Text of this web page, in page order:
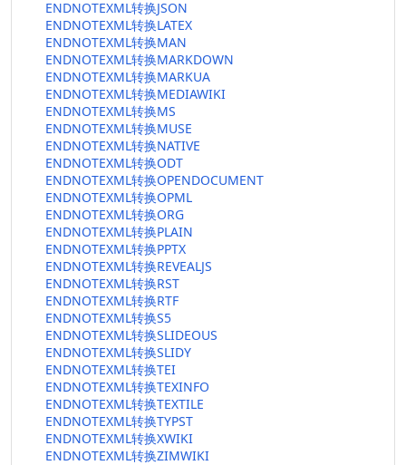
ENDNOTEXML转换JSON
ENDNOTEXML转换LATEX
ENDNOTEXML转换MAN
ENDNOTEXML转换MARKDOWN
ENDNOTEXML转换MARKUA
ENDNOTEXML转换MEDIAWIKI
ENDNOTEXML转换MS
ENDNOTEXML转换MUSE
ENDNOTEXML转换NATIVE
ENDNOTEXML转换ODT
ENDNOTEXML转换OPENDOCUMENT
ENDNOTEXML转换OPML
ENDNOTEXML转换ORG
ENDNOTEXML转换PLAIN
ENDNOTEXML转换PPTX
ENDNOTEXML转换REVEALJS
ENDNOTEXML转换RST
ENDNOTEXML转换RTF
ENDNOTEXML转换S5
ENDNOTEXML转换SLIDEOUS
ENDNOTEXML转换SLIDY
ENDNOTEXML转换TEI
ENDNOTEXML转换TEXINFO
ENDNOTEXML转换TEXTILE
ENDNOTEXML转换TYPST
ENDNOTEXML转换XWIKI
ENDNOTEXML转换ZIMWIKI